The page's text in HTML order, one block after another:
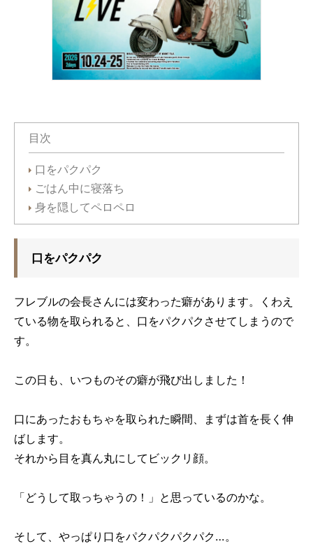
目次
口をパクパク
ごはん中に寝落ち
身を隠してペロペロ
口をパクパク
フレブルの会長さんには変わった癖があります。くわえ
ている物を取られると、口をパクパクさせてしまうので
す。
この日も、いつものその癖が飛び出しました！
口にあったおもちゃを取られた瞬間、まずは首を長く伸
ばします。
それから目を真ん丸にしてビックリ顔。
「どうして取っちゃうの！」と思っているのかな。
そして、やっぱり口をパクパクパクパク…。